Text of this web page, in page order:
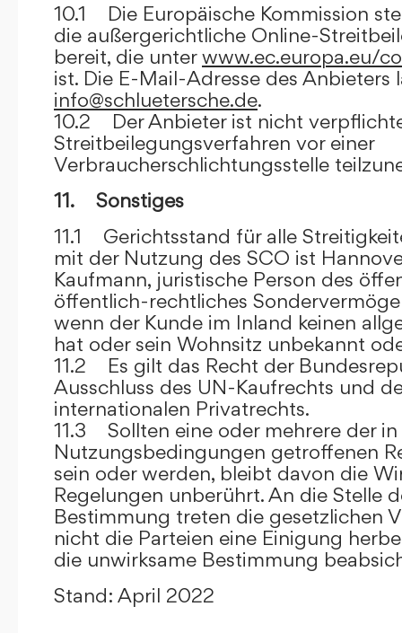
10.1 Die Europäische Kommission
die außergerichtliche Online-
bereit, die unterwww.ec.europa.eu/
ist. Die E-Mail-Adresse des Anbieters
info@schluetersche.de.
10.2 Der Anbieter ist nicht
Streitbeilegungsverfahren vor einer
Verbraucherschlichtungsstelle
11. Sonstiges
11.1 Gerichtsstand für alle
mit der Nutzung des SCO ist
Kaufmann, juristische Person des
öffentlich-rechtliches
wenn der Kunde im Inland keinen
hat oder sein Wohnsitz unbekannt
11.2 Es gilt das Recht der
Ausschluss des UN-Kaufrechts und
internationalen Privatrechts.
11.3 Sollten eine oder mehrere der in
Nutzungsbedingungen getroffenen
sein oder werden, bleibt davon die
Regelungen unberührt. An die Stelle
Bestimmung treten die gesetzlichen
nicht die Parteien eine Einigung
die unwirksame Bestimmung
Stand: April 2022